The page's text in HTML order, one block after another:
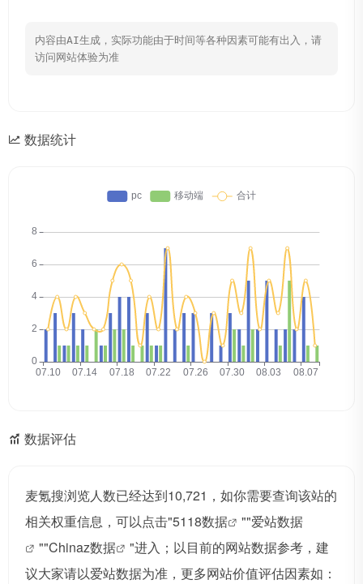
内容由AI生成，实际功能由于时间等各种因素可能有出入，请
访问网站体验为准
数据统计
数据评估
麦氪搜浏览人数已经达到10,721，如你需要查询该站的
相关权重信息，可以点击"5118数据 ""爱站数据
""Chinaz数据
"进入；以目前的网站数据参考，建
议大家请以爱站数据为准，更多网站价值评估因素如：